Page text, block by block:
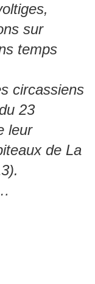
sur
temps
circassiens
23
leur
de La